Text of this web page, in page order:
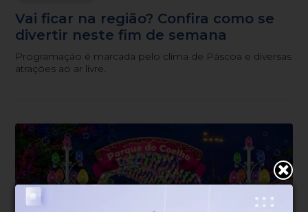
Vai ficar na região? Confira como se
divertir neste fim de semana
Programação é marcada pelo clima de Páscoa e diversas
atrações ao ar livre.